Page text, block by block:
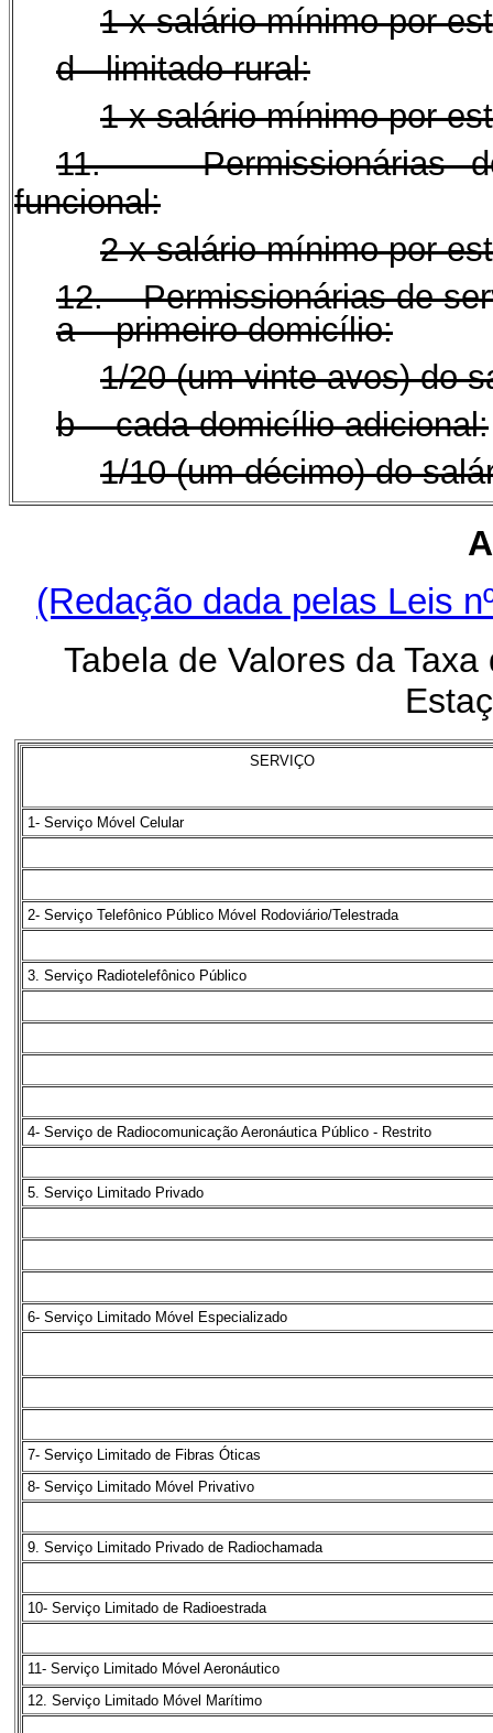
1 x salário mínimo por
d - limitado rural:
1 x salário mínimo por
11. Permissionárias
funcional:
2 x salário mínimo por
12. Permissionárias de
a - primeiro domicílio:
1/20 (um vinte avos) do
b - cada domicílio adicional:
1/10 (um décimo) do
(Redação dada pelas Leis
Tabela de Valores da
SERVIÇO
1- Serviço Móvel Celular
2- Serviço Telefônico Público Móvel Rodoviário/Telestrada
3. Serviço Radiotelefônico Público
4- Serviço de Radiocomunicação Aeronáutica Público - Restrito
5. Serviço Limitado Privado
6- Serviço Limitado Móvel Especializado
7- Serviço Limitado de Fibras Óticas
8- Serviço Limitado Móvel Privativo
9. Serviço Limitado Privado de Radiochamada
10- Serviço Limitado de Radioestrada
11- Serviço Limitado Móvel Aeronáutico
12. Serviço Limitado Móvel Marítimo